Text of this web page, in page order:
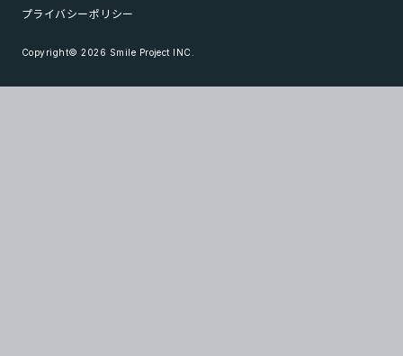
プライバシーポリシー
Copyright© 2026 Smile Project INC.